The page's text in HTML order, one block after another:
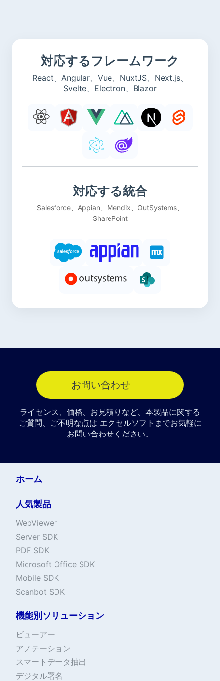
対応するフレームワーク
React、Angular、Vue、NuxtJS、Next.js、
Svelte、Electron、Blazor
対応する統合
Salesforce、Appian、Mendix、OutSystems、
SharePoint
お問い合わせ
ライセンス、価格、お見積りなど、本製品に関する
ご質問、ご不明な点は エクセルソフトまでお気軽に
お問い合わせください。
ホーム
人気製品
WebViewer
Server SDK
PDF SDK
Microsoft Office SDK
Mobile SDK
Scanbot SDK
機能別ソリューション
ビューアー
アノテーション
スマートデータ抽出
デジタル署名